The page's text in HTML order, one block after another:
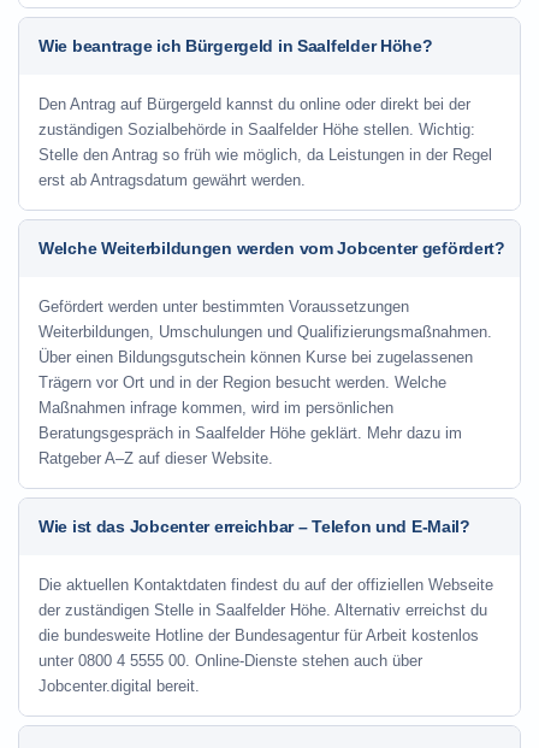
Wie beantrage ich Bürgergeld in Saalfelder Höhe?
Den Antrag auf Bürgergeld kannst du online oder direkt bei der
zuständigen Sozialbehörde in Saalfelder Höhe stellen. Wichtig:
Stelle den Antrag so früh wie möglich, da Leistungen in der Regel
erst ab Antragsdatum gewährt werden.
Welche Weiterbildungen werden vom Jobcenter gefördert?
Gefördert werden unter bestimmten Voraussetzungen
Weiterbildungen, Umschulungen und Qualifizierungsmaßnahmen.
Über einen Bildungsgutschein können Kurse bei zugelassenen
Trägern vor Ort und in der Region besucht werden. Welche
Maßnahmen infrage kommen, wird im persönlichen
Beratungsgespräch in Saalfelder Höhe geklärt. Mehr dazu im
Ratgeber A–Z auf dieser Website.
Wie ist das Jobcenter erreichbar – Telefon und E-Mail?
Die aktuellen Kontaktdaten findest du auf der offiziellen Webseite
der zuständigen Stelle in Saalfelder Höhe. Alternativ erreichst du
die bundesweite Hotline der Bundesagentur für Arbeit kostenlos
unter 0800 4 5555 00. Online-Dienste stehen auch über
Jobcenter.digital bereit.